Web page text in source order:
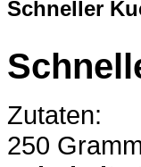
Schneller
Zutaten:
250